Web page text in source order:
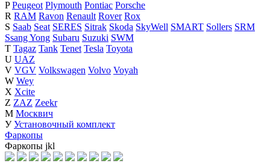
P Peugeot Plymouth Pontiac Porsche
R RAM Ravon Renault Rover Rox
S Saab Seat SERES Sitrak Skoda SkyWell SMART Sollers SRM
Ssang Yong Subaru Suzuki SWM
T Tagaz Tank Tenet Tesla Toyota
U UAZ
V VGV Volkswagen Volvo Voyah
W Wey
X Xcite
Z ZAZ Zeekr
М Москвич
У Установочный комплект
Фаркопы
Фаркопы jkl